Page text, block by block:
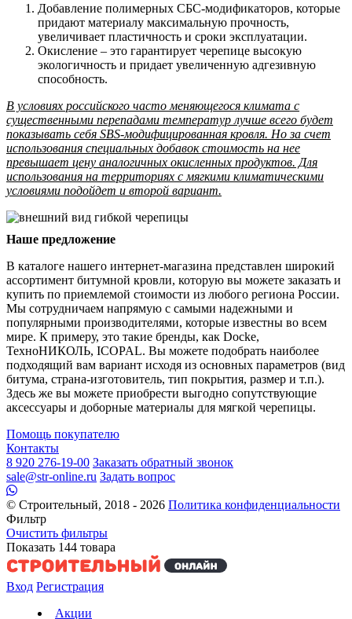
Добавление полимерных СБС-модификаторов, которые
придают материалу максимальную прочность,
увеличивает пластичность и сроки эксплуатации.
Окисление – это гарантирует черепице высокую
экологичность и придает увеличенную адгезивную
способность.
В условиях российского часто меняющегося климата с
существенными перепадами температур лучше всего будет
показывать себя SBS-модифицированная кровля. Но за счет
использования специальных добавок стоимость на нее
превышает цену аналогичных окисленных продуктов. Для
использования на территориях с мягкими климатическими
условиями подойдет и второй вариант.
Наше предложение
В каталоге нашего интернет-магазина представлен широкий
ассортимент битумной кровли, которую вы можете заказать и
купить по приемлемой стоимости из любого региона России.
Мы сотрудничаем напрямую с самыми надежными и
популярными производителями, которые известны во всем
мире. К примеру, это такие бренды, как Docke,
ТехноНИКОЛЬ, ICOPAL. Вы можете подобрать наиболее
подходящий вам вариант исходя из основных параметров (вид
битума, страна-изготовитель, тип покрытия, размер и т.п.).
Здесь же вы можете приобрести выгодно сопутствующие
аксессуары и доборные материалы для мягкой черепицы.
Помощь покупателю
Контакты
8 920 276-19-00 Заказать обратный звонок
sale@str-online.ru Задать вопрос
© Строительный, 2018 - 2026 Политика конфиденциальности
Фильтр
Очистить фильтры
Показать 144 товара
Вход Регистрация
Акции